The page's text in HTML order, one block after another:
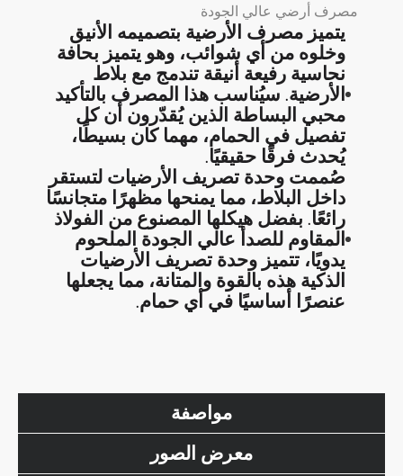
مواصفة
معرض الصور
مصرف أرضي عالي الجودة
يتميز مصرف الأرضية بتصميمه الأنيق
وخلوه من أي شوائب، وهو يتميز بحافة
نحاسية رفيعة أنيقة تندمج مع بلاط
الأرضية. سيُناسب هذا المصرف بالتأكيد
محبي البساطة الذين يُقدّرون أن كل
تفصيل في الحمام، مهما كان بسيطًا،
يُحدث فرقًا حقيقيًا.
صُممت وحدة تصريف الأرضيات لتستقر
داخل البلاط، مما يمنحها مظهرًا متجانسًا
رائعًا. بفضل هيكلها المصنوع من الفولاذ
المقاوم للصدأ عالي الجودة الملحوم
يدويًا، تتميز وحدة تصريف الأرضيات
الذكية هذه بالقوة والمتانة، مما يجعلها
عنصرًا أساسيًا في أي حمام.